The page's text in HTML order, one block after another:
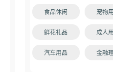
食品休闲 宠物
鲜花礼品 成人
汽车用品 金融